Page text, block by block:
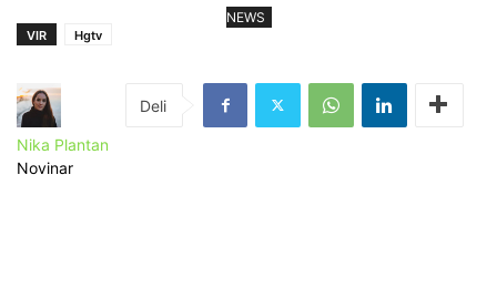
NEWS
VIR Hgtv
Nika Plantan
Novinar